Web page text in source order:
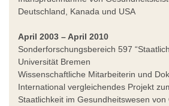
Deutschland, Kanada und USA
April 2003 – April 2010
Sonderforschungsbereich 597
Universität Bremen
Wissenschaftliche Mitarbeiterin und
International vergleichendes Projekt
Staatlichkeit im Gesundheitswesen von